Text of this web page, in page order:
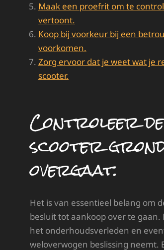
Maak een proefrit om te
vertoont.
Koop bij voorkeur bij een
voorkomen.
Zorg ervoor dat je weet wat je
scooter.
Controleer de
scooter
overgaat.
Het is van essentieel belang om
besluit tot aankoop over te
het onderhoudsverleden en
weloverwogen beslissing neemt.